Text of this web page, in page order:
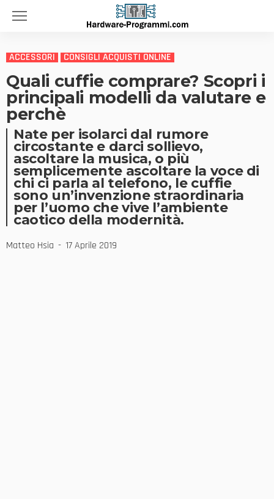
ACCESSORI CONSIGLI ACQUISTI ONLINE
Quali cuffie comprare? Scopri i
principali modelli da valutare e
perchè
Nate per isolarci dal rumore
circostante e darci sollievo,
ascoltare la musica, o più
semplicemente ascoltare la voce di
chi ci parla al telefono, le cuffie
sono un’invenzione straordinaria
per l’uomo che vive l’ambiente
caotico della modernità.
Matteo Hsia 17 Aprile 2019